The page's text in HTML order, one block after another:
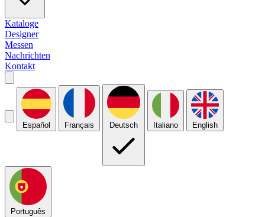
Kataloge
Designer
Messen
Nachrichten
Kontakt
Español Français Deutsch Italiano English
Português